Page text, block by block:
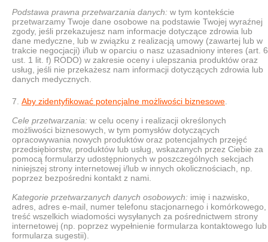
Podstawa prawna przetwarzania danych: w tym kontekście
przetwarzamy Twoje dane osobowe na podstawie Twojej wyraźnej
zgody, jeśli przekazujesz nam informacje dotyczące zdrowia lub
dane medyczne, lub w związku z realizacją umowy (zawartej lub w
trakcie negocjacji) i/lub w oparciu o nasz uzasadniony interes (art. 6
ust. 1 lit. f) RODO) w zakresie oceny i ulepszania produktów oraz
usług, jeśli nie przekażesz nam informacji dotyczących zdrowia lub
danych medycznych.
Aby zidentyfikować potencjalne możliwości biznesowe
Cele przetwarzania: w celu oceny i realizacji określonych
możliwości biznesowych, w tym pomysłów dotyczących
opracowywania nowych produktów oraz potencjalnych przejęć
przedsiębiorstw, produktów lub usług, wskazanych przez Ciebie za
pomocą formularzy udostępnionych w poszczególnych sekcjach
niniejszej strony internetowej i/lub w innych okolicznościach, np.
poprzez bezpośredni kontakt z nami.
Kategorie przetwarzanych danych osobowych: imię i nazwisko,
adres, adres e-mail, numer telefonu stacjonarnego i komórkowego,
treść wszelkich wiadomości wysyłanych za pośrednictwem strony
internetowej (np. poprzez wypełnienie formularza kontaktowego lub
formularza sugestii).